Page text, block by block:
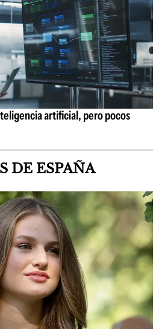
artificial, pero pocos
DE ESPAÑA